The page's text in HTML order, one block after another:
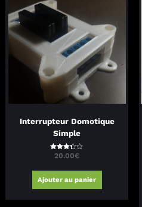
Interrupteur Domotique
Simple
Note
20.00€
Ajouter au panier